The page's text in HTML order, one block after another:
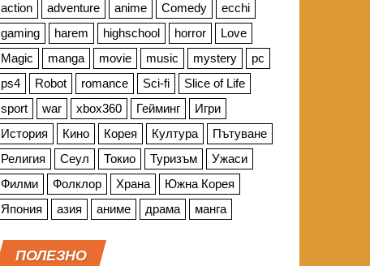
action adventure anime Comedy
ecchi
gaming
harem highschool horror
Love
Magic
manga movie music mystery
pc
ps4
Robot romance Sci-fi
Slice of Life
sport
war xbox360 Гейминг
Игри
История
Кино Корея Култура
Пътуване
Религия
Сеул Токио Туризъм
Ужаси
Филми
Фолклор Храна
Южна Корея
Япония
азия аниме драма манга
ПОЛЕЗНО